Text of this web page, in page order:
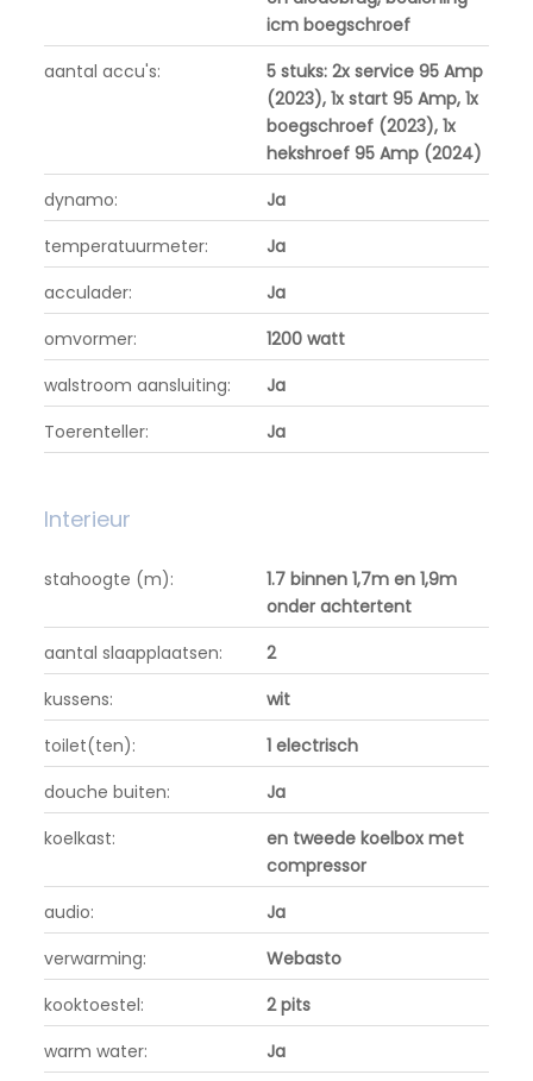
icm boegschroef
aantal accu's:
5 stuks: 2x service 95 Amp
(2023), 1x start 95 Amp, 1x
boegschroef (2023), 1x
hekshroef 95 Amp (2024)
dynamo:
Ja
temperatuurmeter:
Ja
acculader:
Ja
omvormer:
1200 watt
walstroom aansluiting:
Ja
Toerenteller:
Ja
Interieur
stahoogte (m):
1.7 binnen 1,7m en 1,9m
onder achtertent
aantal slaapplaatsen:
2
kussens:
wit
toilet(ten):
1 electrisch
douche buiten:
Ja
koelkast:
en tweede koelbox met
compressor
audio:
Ja
verwarming:
Webasto
kooktoestel:
2 pits
warm water:
Ja